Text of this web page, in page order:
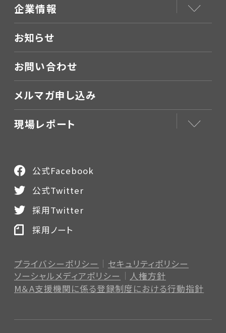
企業情報
お知らせ
お問い合わせ
メルマガ申し込み
現場レポート
プライバシーポリシー
セキュリティポリシー
ソーシャルメディアポリシー
人権方針
M＆A支援機関に係る登録制度における行動指針
公式Facebook
公式Twitter
採用Twitter
採用ノート